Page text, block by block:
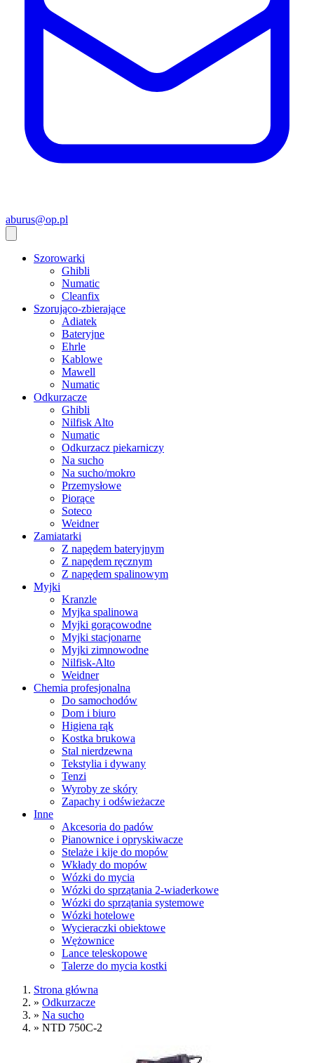
aburus@op.pl
Szorowarki
Ghibli
Numatic
Cleanfix
Szorująco-zbierające
Adiatek
Bateryjne
Ehrle
Kablowe
Mawell
Numatic
Odkurzacze
Ghibli
Nilfisk Alto
Numatic
Odkurzacz piekarniczy
Na sucho
Na sucho/mokro
Przemysłowe
Piorące
Soteco
Weidner
Zamiatarki
Z napędem bateryjnym
Z napędem ręcznym
Z napędem spalinowym
Myjki
Kranzle
Myjka spalinowa
Myjki gorącowodne
Myjki stacjonarne
Myjki zimnowodne
Nilfisk-Alto
Weidner
Chemia profesjonalna
Do samochodów
Dom i biuro
Higiena rąk
Kostka brukowa
Stal nierdzewna
Tekstylia i dywany
Tenzi
Wyroby ze skóry
Zapachy i odświeżacze
Inne
Akcesoria do padów
Pianownice i opryskiwacze
Stelaże i kije do mopów
Wkłady do mopów
Wózki do mycia
Wózki do sprzątania 2-wiaderkowe
Wózki do sprzątania systemowe
Wózki hotelowe
Wycieraczki obiektowe
Wężownice
Lance teleskopowe
Talerze do mycia kostki
Strona główna
» Odkurzacze
» Na sucho
» NTD 750C-2